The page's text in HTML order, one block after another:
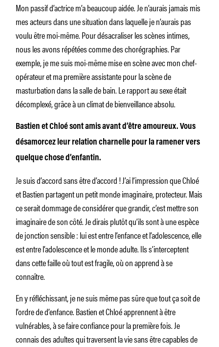
Mon passif d’actrice m’a beaucoup aidée. Je n’aurais jamais mis
mes acteurs dans une situation dans laquelle je n’aurais pas
voulu être moi-même. Pour désacraliser les scènes intimes,
nous les avons répétées comme des chorégraphies. Par
exemple, je me suis moi-même mise en scène avec mon chef-
opérateur et ma première assistante pour la scène de
masturbation dans la salle de bain. Le rapport au sexe était
décomplexé, grâce à un climat de bienveillance absolu.
Bastien et Chloé sont amis avant d’être amoureux. Vous
désamorcez leur relation charnelle pour la ramener vers
quelque chose d’enfantin.
Je suis d’accord sans être d’accord ! J’ai l’impression que Chloé
et Bastien partagent un petit monde imaginaire, protecteur. Mais
ce serait dommage de considérer que grandir, c’est mettre son
imaginaire de son côté. Je dirais plutôt qu’ils sont à une espèce
de jonction sensible : lui est entre l’enfance et l’adolescence, elle
est entre l’adolescence et le monde adulte. Ils s’interceptent
dans cette faille où tout est fragile, où on apprend à se
connaître.
En y réfléchissant, je ne suis même pas sûre que tout ça soit de
l’ordre de d’enfance. Bastien et Chloé apprennent à être
vulnérables, à se faire confiance pour la première fois. Je
connais des adultes qui traversent la vie sans être capables de